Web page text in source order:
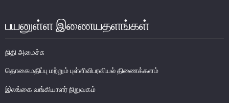
நிதியியல் உட்கட்டமைப்பு
கொடுகடன் தகவல்
சட்டங்களும் ஒழுங்கு விதிகளும்
பயனுள்ள இணையதளங்கள்
நிதி அமைச்சு
தொகைமதிப்பு மற்றும் புள்ளிவிபரவியல் திணைக்களம்
இலங்கை வங்கியாளர் நிறுவகம்